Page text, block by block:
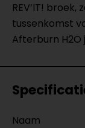
REV’IT!
tussenkomst
Afterburn H2O
Naam